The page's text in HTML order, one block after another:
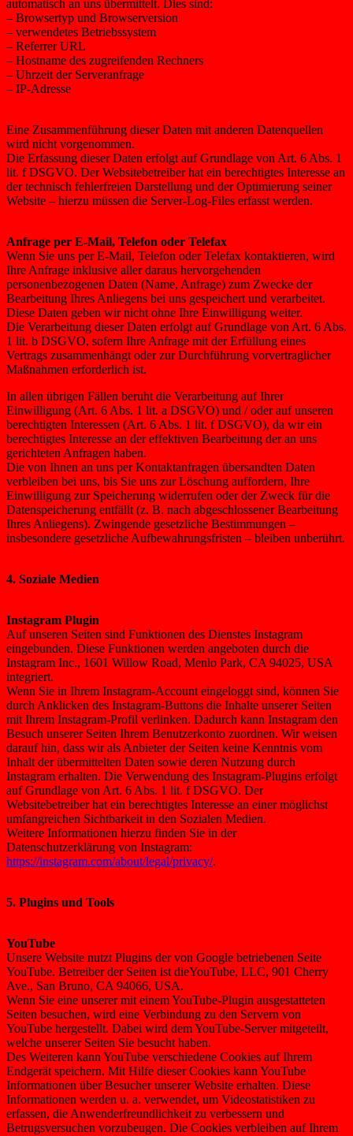
automatisch an uns übermittelt. Dies sind:
– Browsertyp und Browserversion
– verwendetes Betriebssystem
– Referrer URL
– Hostname des zugreifenden Rechners
– Uhrzeit der Serveranfrage
– IP-Adresse
Eine Zusammenführung dieser Daten mit anderen Datenquellen
wird nicht vorgenommen.
Die Erfassung dieser Daten erfolgt auf Grundlage von Art. 6 Abs. 1
lit. f DSGVO. Der Websitebetreiber hat ein berechtigtes Interesse an
der technisch fehlerfreien Darstellung und der Optimierung seiner
Website – hierzu müssen die Server-Log-Files erfasst werden.
Anfrage per E-Mail, Telefon oder Telefax
Wenn Sie uns per E-Mail, Telefon oder Telefax kontaktieren, wird
Ihre Anfrage inklusive aller daraus hervorgehenden
personenbezogenen Daten (Name, Anfrage) zum Zwecke der
Bearbeitung Ihres Anliegens bei uns gespeichert und verarbeitet.
Diese Daten geben wir nicht ohne Ihre Einwilligung weiter.
Die Verarbeitung dieser Daten erfolgt auf Grundlage von Art. 6 Abs.
1 lit. b DSGVO, sofern Ihre Anfrage mit der Erfüllung eines
Vertrags zusammenhängt oder zur Durchführung vorvertraglicher
Maßnahmen erforderlich ist.
In allen übrigen Fällen beruht die Verarbeitung auf Ihrer
Einwilligung (Art. 6 Abs. 1 lit. a DSGVO) und / oder auf unseren
berechtigten Interessen (Art. 6 Abs. 1 lit. f DSGVO), da wir ein
berechtigtes Interesse an der effektiven Bearbeitung der an uns
gerichteten Anfragen haben.
Die von Ihnen an uns per Kontaktanfragen übersandten Daten
verbleiben bei uns, bis Sie uns zur Löschung auffordern, Ihre
Einwilligung zur Speicherung widerrufen oder der Zweck für die
Datenspeicherung entfällt (z. B. nach abgeschlossener Bearbeitung
Ihres Anliegens). Zwingende gesetzliche Bestimmungen –
insbesondere gesetzliche Aufbewahrungsfristen – bleiben unberührt.
4. Soziale Medien
Instagram Plugin
Auf unseren Seiten sind Funktionen des Dienstes Instagram
eingebunden. Diese Funktionen werden angeboten durch die
Instagram Inc., 1601 Willow Road, Menlo Park, CA 94025, USA
integriert.
Wenn Sie in Ihrem Instagram-Account eingeloggt sind, können Sie
durch Anklicken des Instagram-Buttons die Inhalte unserer Seiten
mit Ihrem Instagram-Profil verlinken. Dadurch kann Instagram den
Besuch unserer Seiten Ihrem Benutzerkonto zuordnen. Wir weisen
darauf hin, dass wir als Anbieter der Seiten keine Kenntnis vom
Inhalt der übermittelten Daten sowie deren Nutzung durch
Instagram erhalten. Die Verwendung des Instagram-Plugins erfolgt
auf Grundlage von Art. 6 Abs. 1 lit. f DSGVO. Der
Websitebetreiber hat ein berechtigtes Interesse an einer möglichst
umfangreichen Sichtbarkeit in den Sozialen Medien.
Weitere Informationen hierzu finden Sie in der
Datenschutzerklärung von Instagram:
https://instagram.com/about/legal/privacy/.
5. Plugins und Tools
YouTube
Unsere Website nutzt Plugins der von Google betriebenen Seite
YouTube. Betreiber der Seiten ist dieYouTube, LLC, 901 Cherry
Ave., San Bruno, CA 94066, USA.
Wenn Sie eine unserer mit einem YouTube-Plugin ausgestatteten
Seiten besuchen, wird eine Verbindung zu den Servern von
YouTube hergestellt. Dabei wird dem YouTube-Server mitgeteilt,
welche unserer Seiten Sie besucht haben.
Des Weiteren kann YouTube verschiedene Cookies auf Ihrem
Endgerät speichern. Mit Hilfe dieser Cookies kann YouTube
Informationen über Besucher unserer Website erhalten. Diese
Informationen werden u. a. verwendet, um Videostatistiken zu
erfassen, die Anwenderfreundlichkeit zu verbessern und
Betrugsversuchen vorzubeugen. Die Cookies verbleiben auf Ihrem